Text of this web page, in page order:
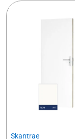
Skantrae